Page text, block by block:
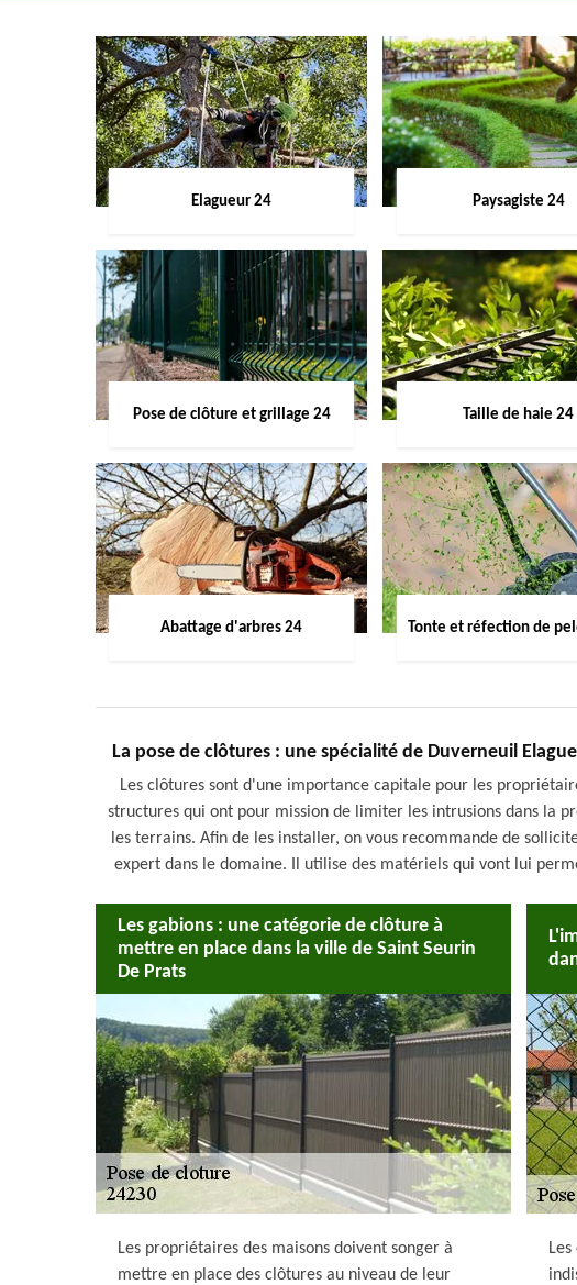
Elagueur 24 Paysagiste 24
Pose de clôture et grillage 24 Taille de haie 24
Abattage d'arbres 24 Tonte et réfection de
La pose de clôtures : une spécialité de Duverneuil
Les clôtures sont d'une importance capitale pour les
structures qui ont pour mission de limiter les intrusions dans la
les terrains. Afin de les installer, on vous recommande de
expert dans le domaine. Il utilise des matériels qui vont lui
Les gabions : une catégorie de clôture à
mettre en place dans la ville de Saint Seurin
De Prats
Les propriétaires des maisons doivent songer à
mettre en place des clôtures au niveau de leur